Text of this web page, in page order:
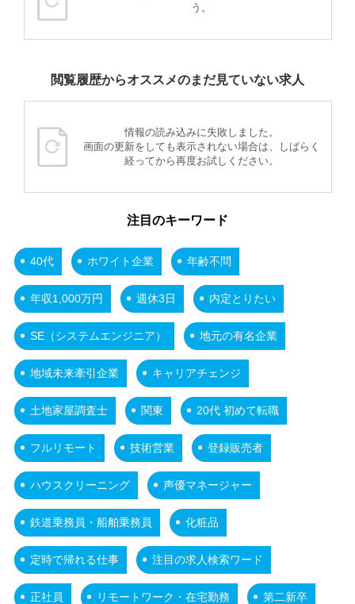
う。
閲覧履歴からオススメのまだ見ていない求人
情報の読み込みに失敗しました。
画面の更新をしても表示されない場合は、しばらく
経ってから再度お試しください。
注目のキーワード
40代 ホワイト企業 年齢不問
年収1,000万円 週休3日 内定とりたい
SE（システムエンジニア） 地元の有名企業
地域未来牽引企業 キャリアチェンジ
土地家屋調査士 関東 20代 初めて転職
フルリモート 技術営業 登録販売者
ハウスクリーニング 声優マネージャー
鉄道乗務員・船舶乗務員 化粧品
定時で帰れる仕事 注目の求人検索ワード
正社員 リモートワーク・在宅勤務 第二新卒